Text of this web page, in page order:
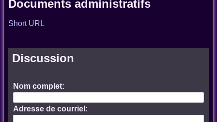
Documents administratifs
Short URL
Discussion
Nom complet:
Adresse de courriel: